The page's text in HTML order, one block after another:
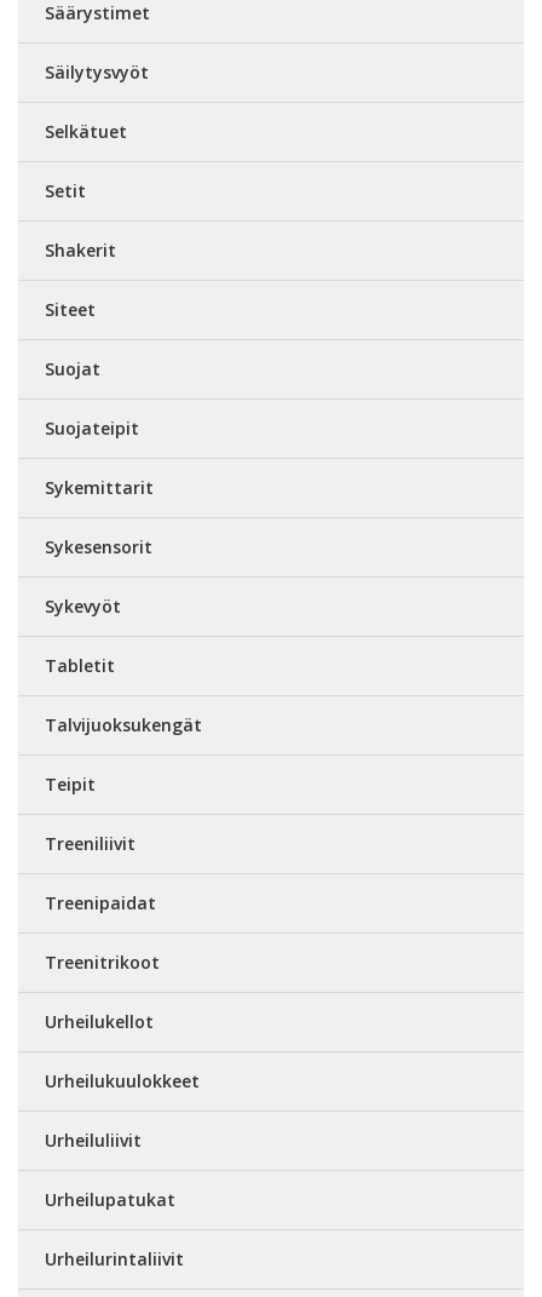
Säärystimet
Säilytysvyöt
Selkätuet
Setit
Shakerit
Siteet
Suojat
Suojateipit
Sykemittarit
Sykesensorit
Sykevyöt
Tabletit
Talvijuoksukengät
Teipit
Treeniliivit
Treenipaidat
Treenitrikoot
Urheilukellot
Urheilukuulokkeet
Urheiluliivit
Urheilupatukat
Urheilurintaliivit